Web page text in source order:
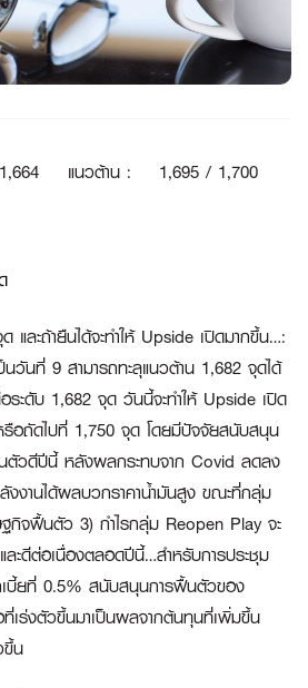
แนวต้าน : 1,695 / 1,700
และถ้ายืนได้จะทำให้ Upside เปิดมากขึ้น…:
วันที่ 9 สามารถทะลุแนวต้าน 1,682 จุดได้
ระดับ 1,682 จุด วันนี้จะทำให้ Upside เปิด
อถัดไปที่ 1,750 จุด โดยมีปัจจัยสนับสนุน
ตัวดีปีนี้ หลังผลกระทบจาก Covid ลดลง
งานได้ผลบวกราคาน้ำมันสูง ขณะที่กลุ่ม
กิจฟื้นตัว 3) กำไรกลุ่ม Reopen Play จะ
ะดีต่อเนื่องตลอดปีนี้…สำหรับการประชุม
บี้ยที่ 0.5% สนับสนุนการฟื้นตัวของ
ที่เร่งตัวขึ้นมาเป็นผลจากต้นทุนที่เพิ่มขึ้น
ขึ้น